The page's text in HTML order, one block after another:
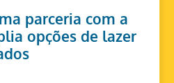
parceria com a
opções de lazer